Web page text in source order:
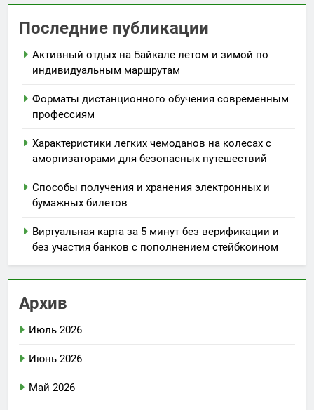
Последние публикации
Активный отдых на Байкале летом и зимой по
индивидуальным маршрутам
Форматы дистанционного обучения современным
профессиям
Характеристики легких чемоданов на колесах с
амортизаторами для безопасных путешествий
Способы получения и хранения электронных и
бумажных билетов
Виртуальная карта за 5 минут без верификации и
без участия банков с пополнением стейбкоином
Архив
Июль 2026
Июнь 2026
Май 2026